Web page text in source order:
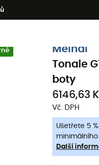
kódem Summer5
Meindl
Tonale
boty
6146,63
Vč. DPH
Ušetřete 5
Další